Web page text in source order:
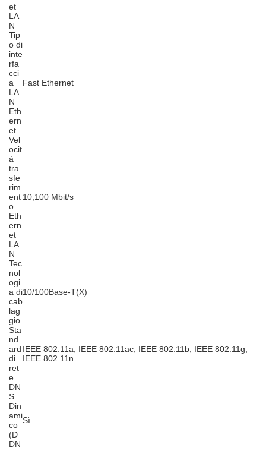
et
LA
N
Tip
o di
inte
rfa
cci
a
LA
N
Eth
ern
et
Fast Ethernet
Vel
ocit
à
tra
sfe
rim
ent
o
Eth
ern
et
LA
N
10,100 Mbit/s
Tec
nol
ogi
a di
cab
lag
gio
10/100Base-T(X)
Sta
nd
ard
di
ret
e
IEEE 802.11a, IEEE 802.11ac, IEEE 802.11b, IEEE 802.11g,
IEEE 802.11n
DN
S
Din
ami
co
(D
DN
Sì